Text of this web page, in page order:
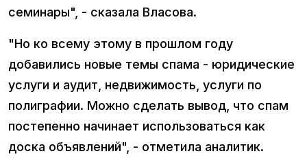
семинары", - сказала Власова.
"Но ко всему этому в прошлом году
добавились новые темы спама - юридические
услуги и аудит, недвижимость, услуги по
полиграфии. Можно сделать вывод, что спам
постепенно начинает использоваться как
доска объявлений", - отметила аналитик.